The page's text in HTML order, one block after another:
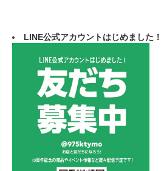
LINE公式アカウントはじめました！